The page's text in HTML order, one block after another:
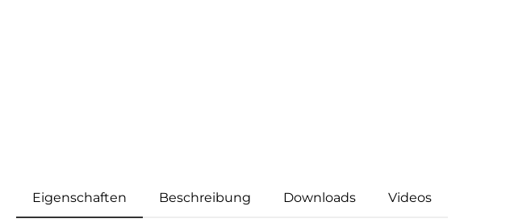
Eigenschaften Beschreibung Downloads Videos